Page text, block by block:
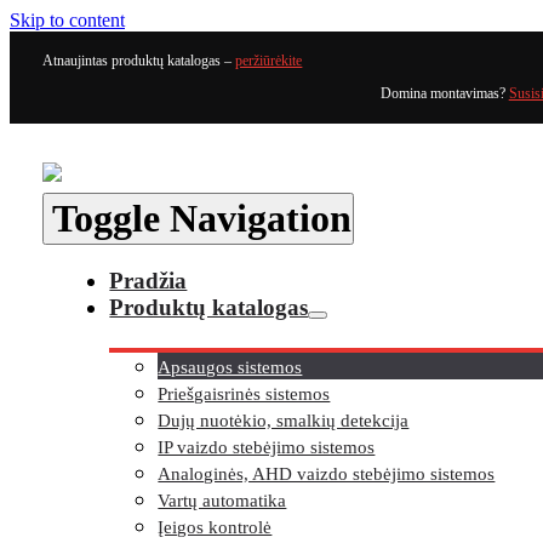
Skip to content
Atnaujintas produktų katalogas –peržiūrėkite
Domina montavimas?
Toggle Navigation
Pradžia
Produktų katalogas
Apsaugos sistemos
Priešgaisrinės sistemos
Dujų nuotėkio, smalkių detekcija
IP vaizdo stebėjimo sistemos
Analoginės, AHD vaizdo stebėjimo sistemos
Vartų automatika
Įeigos kontrolė